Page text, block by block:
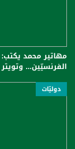
مهاتير محمد
الفرنسيّين...
دوليّات